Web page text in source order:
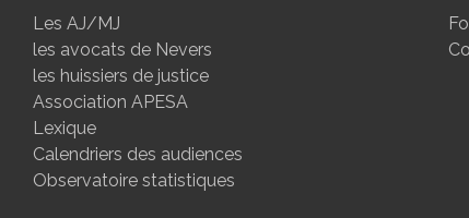
Les AJ/MJ
les avocats de Nevers
les huissiers de justice
Association APESA
Lexique
Calendriers des audiences
Observatoire statistiques